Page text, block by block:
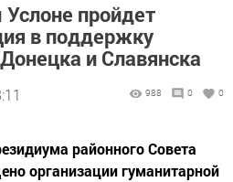
пройдет
в поддержку
и Славянска
988 0 0
районного Совета
организации гуманитарной